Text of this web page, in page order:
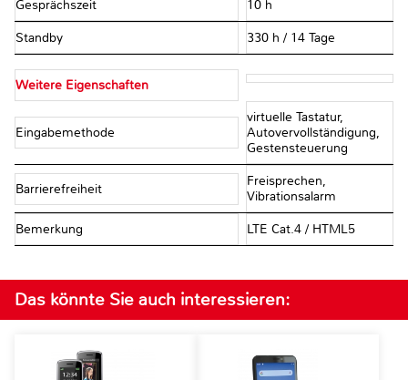
Gesprächszeit 10 h
Standby 330 h / 14 Tage
Weitere Eigenschaften
Eingabemethode
virtuelle Tastatur,
Autovervollständigung,
Gestensteuerung
Barrierefreiheit
Freisprechen,
Vibrationsalarm
Bemerkung LTE Cat.4 / HTML5
Das könnte Sie auch interessieren: